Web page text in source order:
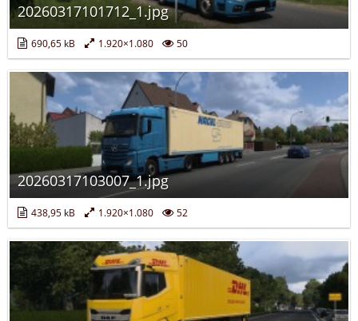
20260317101712_1.jpg
690,65 kB 1.920×1.080 50
20260317103007_1.jpg
438,95 kB 1.920×1.080 52